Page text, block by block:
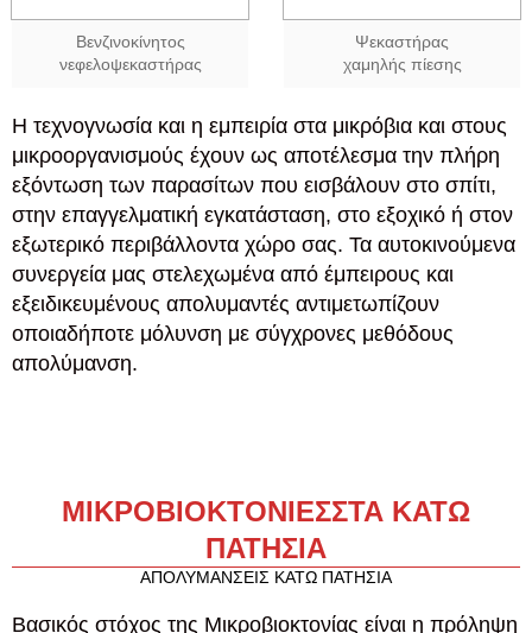
Βενζινοκίνητος
νεφελοψεκαστήρας
Ψεκαστήρας
χαμηλής πίεσης
Η τεχνογνωσία και η εμπειρία στα μικρόβια και στους
μικροοργανισμούς έχουν ως αποτέλεσμα την πλήρη
εξόντωση των παρασίτων που εισβάλουν στο σπίτι,
στην επαγγελματική εγκατάσταση, στο εξοχικό ή στον
εξωτερικό περιβάλλοντα χώρο σας. Τα αυτοκινούμενα
συνεργεία μας στελεχωμένα από έμπειρους και
εξειδικευμένους απολυμαντές αντιμετωπίζουν
οποιαδήποτε μόλυνση με σύγχρονες μεθόδους
απολύμανση.
ΜΙΚΡΟΒΙΟΚΤΟΝΙΕΣΣΤΑ ΚΑΤΩ
ΠΑΤΗΣΙΑ
ΑΠΟΛΥΜΑΝΣΕΙΣ ΚΑΤΩ ΠΑΤΗΣΙΑ
Βασικός στόχος της Μικροβιοκτονίας είναι η πρόληψη